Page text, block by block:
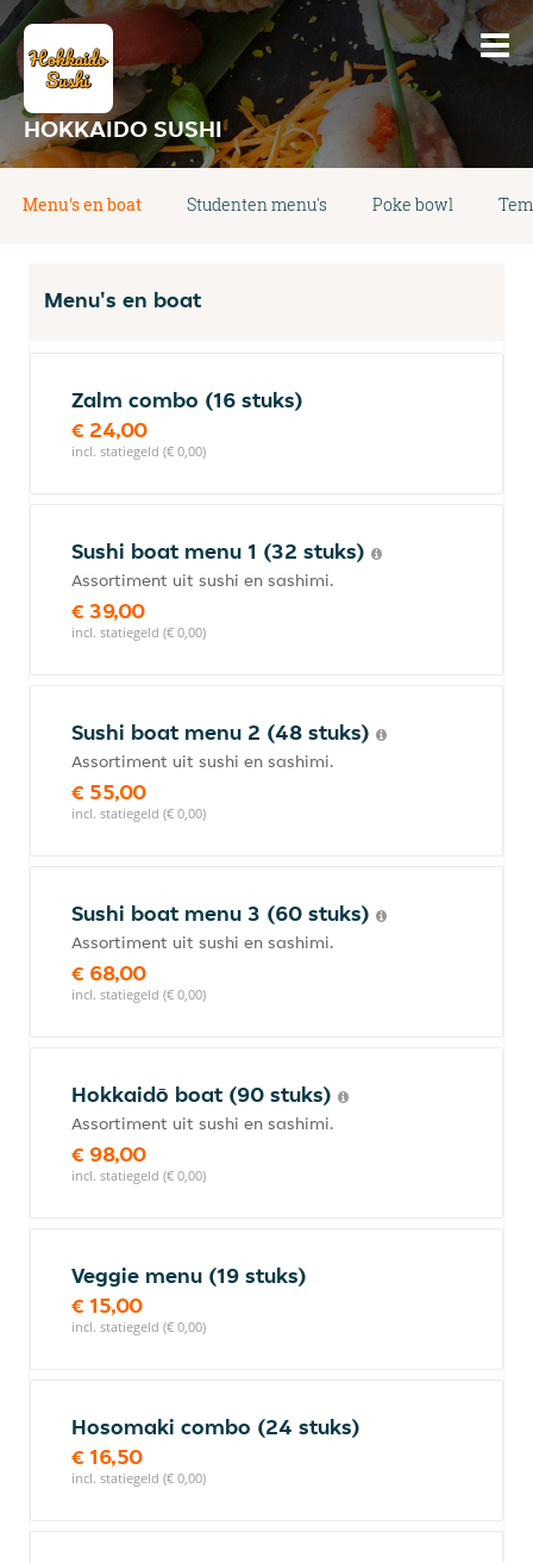
HOKKAIDO SUSHI
Menu's en boat Studenten menu's Poke bowl
Menu's en boat
Zalm combo (16 stuks)
€ 24,00
incl. statiegeld (€ 0,00)
Sushi boat menu 1 (32 stuks)
Assortiment uit sushi en sashimi.
€ 39,00
incl. statiegeld (€ 0,00)
Sushi boat menu 2 (48 stuks)
Assortiment uit sushi en sashimi.
€ 55,00
incl. statiegeld (€ 0,00)
Sushi boat menu 3 (60 stuks)
Assortiment uit sushi en sashimi.
€ 68,00
incl. statiegeld (€ 0,00)
Hokkaidō boat (90 stuks)
Assortiment uit sushi en sashimi.
€ 98,00
incl. statiegeld (€ 0,00)
Veggie menu (19 stuks)
€ 15,00
incl. statiegeld (€ 0,00)
Hosomaki combo (24 stuks)
€ 16,50
incl. statiegeld (€ 0,00)